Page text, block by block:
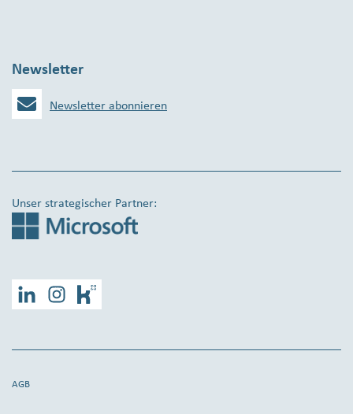
Newsletter
Newsletter abonnieren
Unser strategischer Partner:
LinkedInInstagramKununu
AGB